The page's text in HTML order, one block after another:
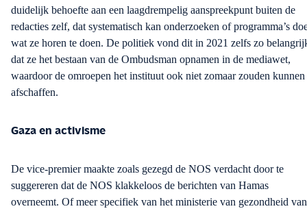
duidelijk behoefte aan een laagdrempelig aanspreekpunt buiten de
redacties zelf, dat systematisch kan onderzoeken of programma’s
wat ze horen te doen. De politiek vond dit in 2021 zelfs zo
dat ze het bestaan van de Ombudsman opnamen in de mediawet,
waardoor de omroepen het instituut ook niet zomaar zouden kunnen
afschaffen.
Gaza en activisme
De vice-premiermaakte zoals gezegd de NOS verdacht door te
suggereren dat de NOS klakkeloos de berichten van Hamas
overneemt. Of meer specifiek van het ministerie van gezondheid van